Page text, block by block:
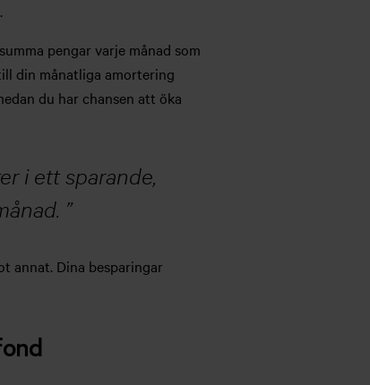
pengar varje månad som
din månatliga amortering
du har chansen att öka
i ett sparande,
annat. Dina besparingar